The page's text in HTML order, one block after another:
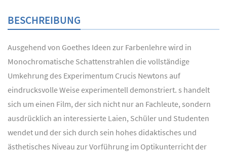
BESCHREIBUNG
Ausgehend von Goethes Ideen zur Farbenlehre wird in
Monochromatische Schattenstrahlen die vollständige
Umkehrung des Experimentum Crucis Newtons auf
eindrucksvolle Weise experimentell demonstriert. s handelt
sich um einen Film, der sich nicht nur an Fachleute, sondern
ausdrücklich an interessierte Laien, Schüler und Studenten
wendet und der sich durch sein hohes didaktisches und
ästhetisches Niveau zur Vorführung im Optikunterricht der